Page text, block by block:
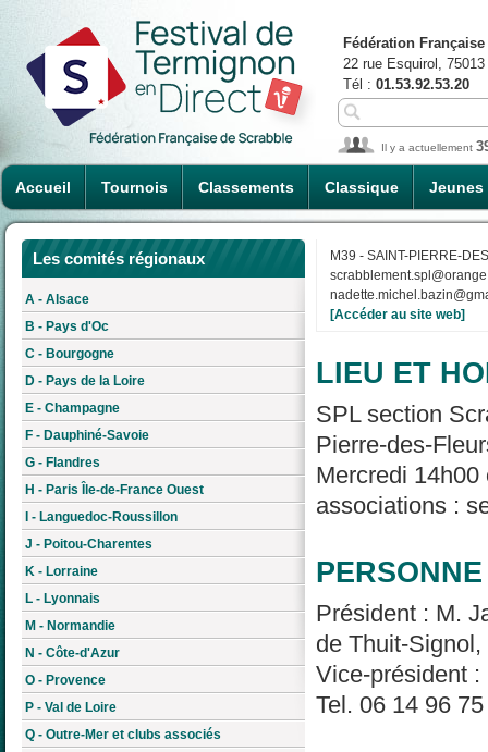
Accueil Tournois Classements Classique Jeunes
Fédération
22 rue Esquirol,
Tél : 01.53.92.53.20
Il y a actuellement
Les comités régionaux
A - Alsace
B - Pays d'Oc
C - Bourgogne
D - Pays de la Loire
E - Champagne
F - Dauphiné-Savoie
G - Flandres
H - Paris Île-de-France Ouest
I - Languedoc-Roussillon
J - Poitou-Charentes
K - Lorraine
L - Lyonnais
M - Normandie
N - Côte-d'Azur
O - Provence
P - Val de Loire
Q - Outre-Mer et clubs associés
M39 - SAINT-PIERRE-
[Accéder au site web]
LIEU ET
SPL section
Pierre-des-
Mercredi
associations :
Président : M.
de Thuit-
Vice-président
Tel. 06 14 96